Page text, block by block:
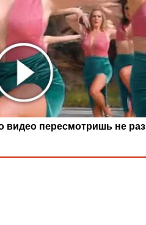
видео пересмотришь не раз